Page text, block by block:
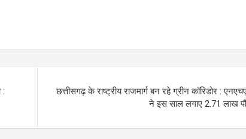
:
छत्तीसगढ़ के राष्ट्रीय राजमार्ग बन रहे ग्रीन कॉरिडोर :
ने इस साल लगाए 2.71 लाख